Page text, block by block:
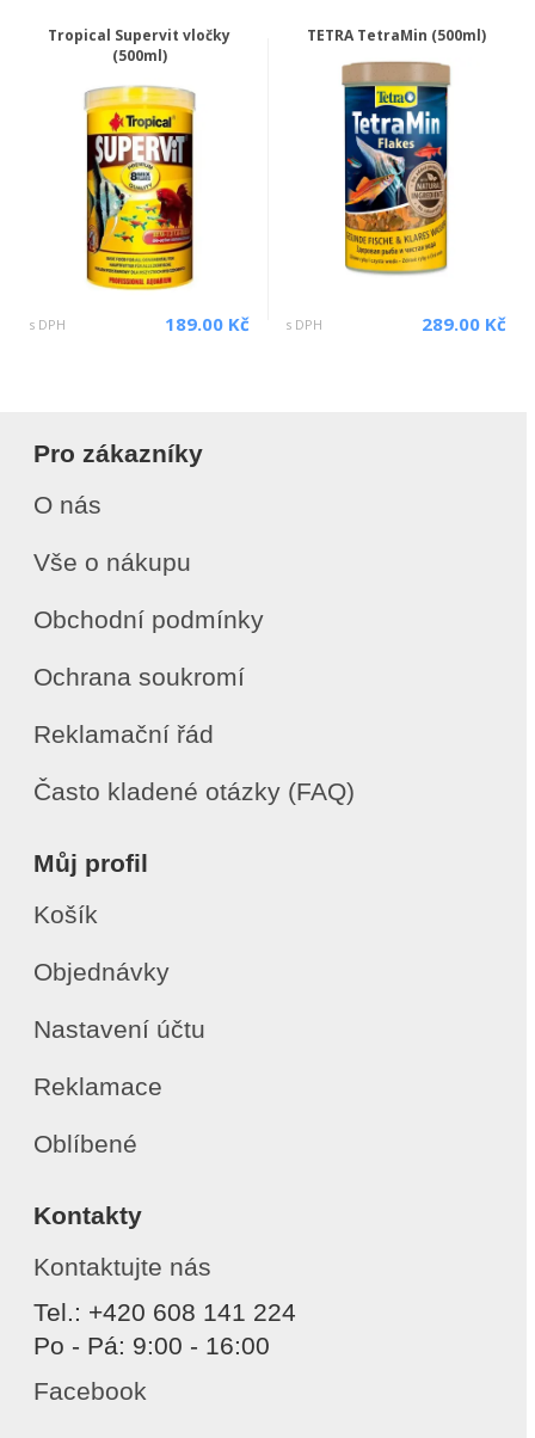
Tropical Supervit vločky
(500ml)
s DPH 189.00 Kč
TETRA TetraMin (500ml)
s DPH 289.00 Kč
Pro zákazníky
O nás
Vše o nákupu
Obchodní podmínky
Ochrana soukromí
Reklamační řád
Často kladené otázky (FAQ)
Můj profil
Košík
Objednávky
Nastavení účtu
Reklamace
Oblíbené
Kontakty
Kontaktujte nás
Tel.: +420 608 141 224
Po - Pá: 9:00 - 16:00
Facebook